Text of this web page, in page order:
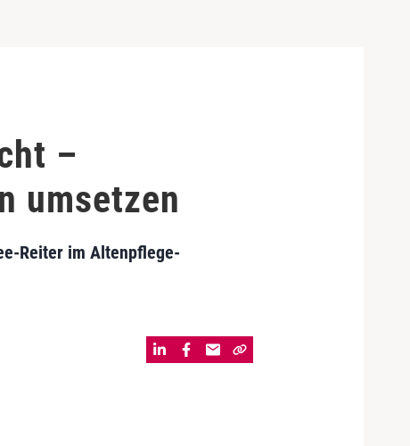
–
umsetzen
Reiter im Altenpflege-